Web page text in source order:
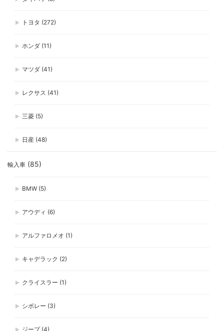
トヨタ (272)
ホンダ (11)
マツダ (41)
レクサス (41)
三菱 (5)
日産 (48)
輸入車 (85)
BMW (5)
アウディ (6)
アルファロメオ (1)
キャデラック (2)
クライスラー (1)
シボレー (3)
ジープ(4)